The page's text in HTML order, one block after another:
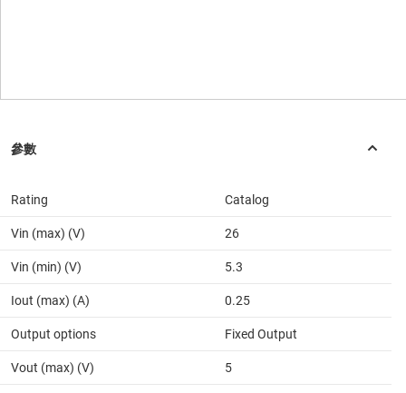
Rating Catalog
Vin (max) (V) 26
Vin (min) (V) 5.3
Iout (max) (A) 0.25
Output options Fixed Output
Vout (max) (V) 5